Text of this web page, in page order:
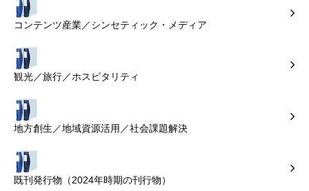
コンテンツ産業／シンセティック・メディア
観光／旅行／ホスピタリティ
地方創生／地域資源活用／社会課題解決
既刊発行物（2024年時期の刊行物）